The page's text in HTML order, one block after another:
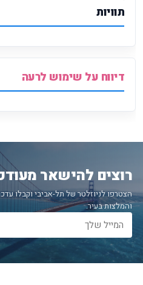
תוויות
דיווח על שימוש לרעה
רוצים להישאר
הצטרפו לניוזלטר של תל-אביבי וקבלו
והמלצות בעיר.